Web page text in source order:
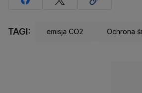
TAGI: emisja CO2 Ochrona